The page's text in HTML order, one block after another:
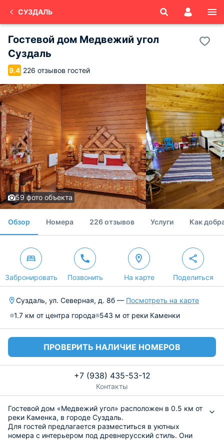
СУЗДАЛЬ
Гостевой дом Медвежий угол
Суздаль
9.4 226 отзывов гостей
59 фото объекта
Обзор Номера 226 отзывов Услуги Как
Забронировать Позвонить На карте Поделиться
Суздаль, ул. Северная, д. 8б — Посмотреть на карте
1.7 км от центра города 543 м от реки Каменки
ПРОВЕРИТЬ НАЛИЧИЕ НОМЕРОВ
+7 (938) 435-53-12
Контакты
Гостевой дом «Медвежий угол» расположен в 0.5 км от
реки Каменка, в городе Суздаль.
Для гостей предлагается разместиться в уютных
номера с интерьером под древнерусский стиль. Они